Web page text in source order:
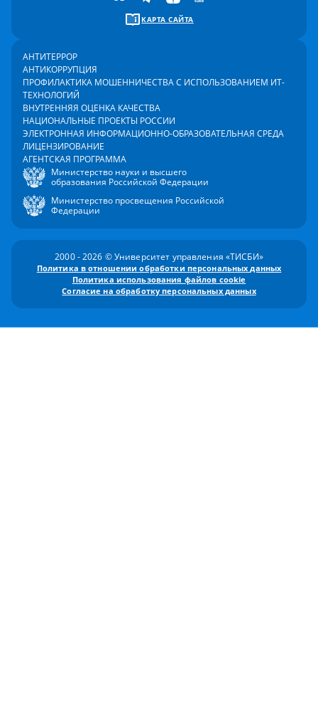
КАРТА САЙТА
АНТИТЕРРОР
АНТИКОРРУПЦИЯ
ПРОФИЛАКТИКА МОШЕННИЧЕСТВА С ИСПОЛЬЗОВАНИЕМ ИТ-
ТЕХНОЛОГИЙ
ВНУТРЕННЯЯ ОЦЕНКА КАЧЕСТВА
НАЦИОНАЛЬНЫЕ ПРОЕКТЫ РОССИИ
ЭЛЕКТРОННАЯ ИНФОРМАЦИОННО-ОБРАЗОВАТЕЛЬНАЯ СРЕДА
ЛИЦЕНЗИРОВАНИЕ
АГЕНТСКАЯ ПРОГРАММА
Министерство науки и высшего
образования Российской Федерации
Министерство просвещения Российской
Федерации
2000 - 2026 © Университет управления «ТИСБИ»
Политика в отношении обработки персональных данных
Политика использования файлов cookie
Согласие на обработку персональных данных